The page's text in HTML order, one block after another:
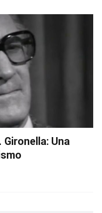
Gironella: Una